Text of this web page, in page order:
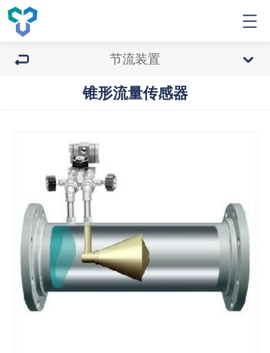
节流装置
锥形流量传感器